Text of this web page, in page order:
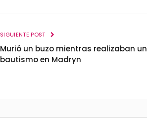
SIGUIENTE POST
Murió un buzo mientras realizaban un
bautismo en Madryn